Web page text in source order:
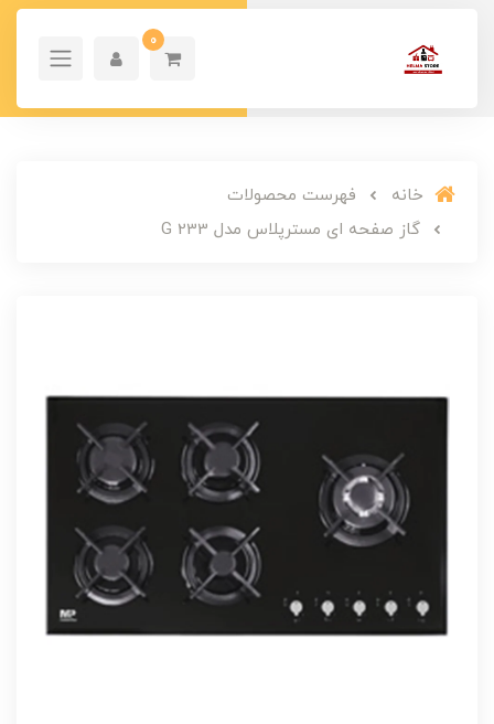
0
خانه
فهرست محصولات
گاز صفحه ای مسترپلاس مدل G 233